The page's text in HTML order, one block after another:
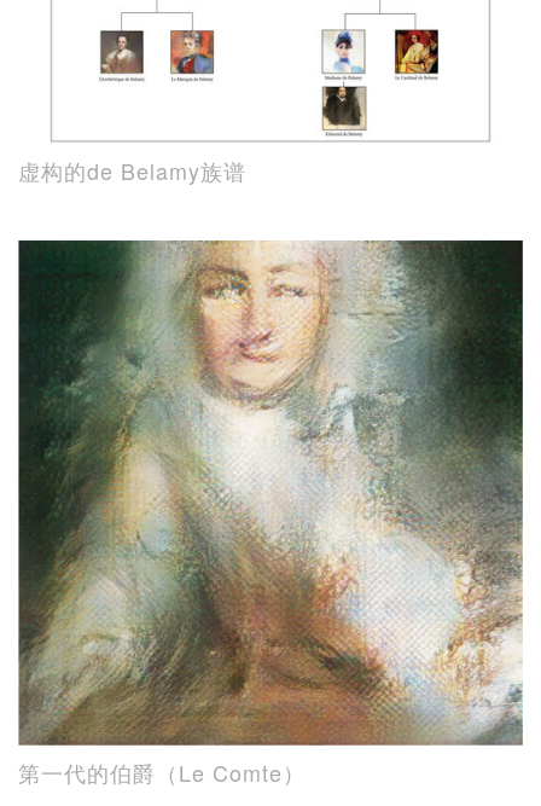
虚构的de Belamy族谱
第一代的伯爵（Le Comte）